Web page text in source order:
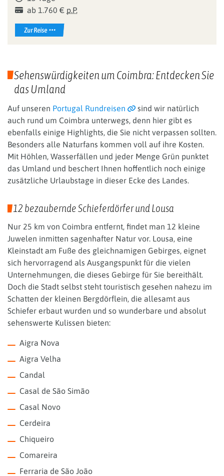
ab 1.760 € p.P.
Zur Reise
Sehenswürdigkeiten um Coimbra: Entdecken Sie
das Umland
Auf unseren Portugal Rundreisen
sind wir natürlich
auch rund um Coimbra unterwegs, denn hier gibt es
ebenfalls einige Highlights, die Sie nicht verpassen sollten.
Besonders alle Naturfans kommen voll auf ihre Kosten.
Mit Höhlen, Wasserfällen und jeder Menge Grün punktet
das Umland und beschert Ihnen hoffentlich noch einige
zusätzliche Urlaubstage in dieser Ecke des Landes.
12 bezaubernde Schieferdörfer und Lousa
Nur 25 km von Coimbra entfernt, findet man 12 kleine
Juwelen inmitten sagenhafter Natur vor. Lousa, eine
Kleinstadt am Fuße des gleichnamigen Gebirges, eignet
sich hervorragend als Ausgangspunkt für die vielen
Unternehmungen, die dieses Gebirge für Sie bereithält.
Doch die Stadt selbst steht touristisch gesehen nahezu im
Schatten der kleinen Bergdörflein, die allesamt aus
Schiefer erbaut wurden und so wunderbare und absolut
sehenswerte Kulissen bieten:
Aigra Nova
Aigra Velha
Candal
Casal de São Simão
Casal Novo
Cerdeira
Chiqueiro
Comareira
Ferraria de São João